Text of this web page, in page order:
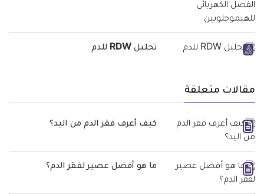
تحليل RDW للدم
مقالات متعلقة
كيف أعرف فقر الدم من اليد؟
ما هو أفضل عصير لفقر الدم؟